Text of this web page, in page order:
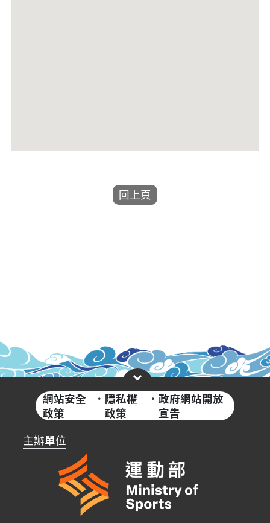
網站安全
政策
· 隱私權
政策
·政府網站開放
宣告
主辦單位